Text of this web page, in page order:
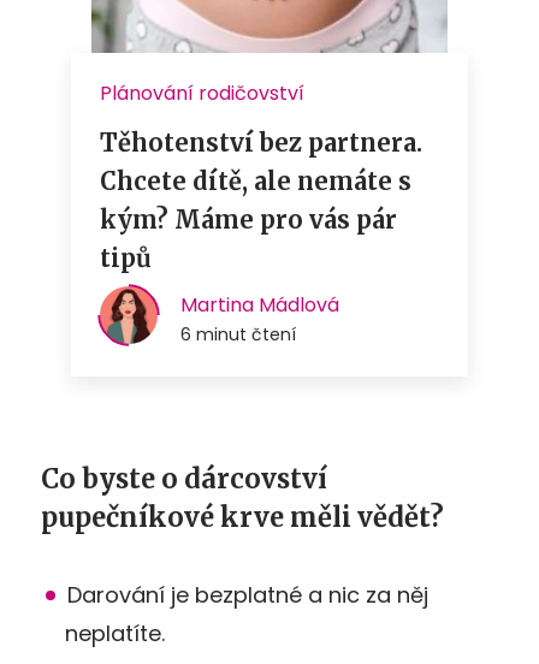
Co byste o dárcovství
pupečníkové krve měli vědět?
Darování je bezplatné a nic za něj
neplatíte.